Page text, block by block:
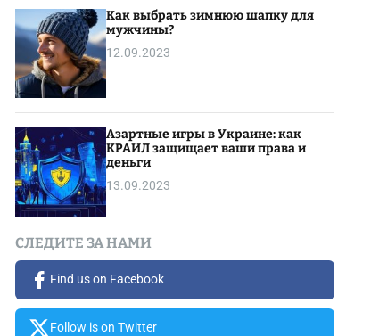
Как выбрать зимнюю шапку для
мужчины?
12.09.2023
Азартные игры в Украине: как
КРАИЛ защищает ваши права и
деньги
13.09.2023
СЛЕДИТЕ ЗА НАМИ
Find us on Facebook
Follow is on Twitter